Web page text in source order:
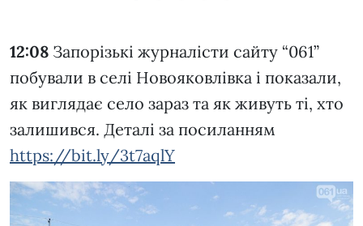
12:08 Запорізькі журналісти сайту “061”
побували в селі Новояковлівка і показали,
як виглядає село зараз та як живуть ті, хто
залишився. Деталі за посиланням
https://bit.ly/3t7aqlY